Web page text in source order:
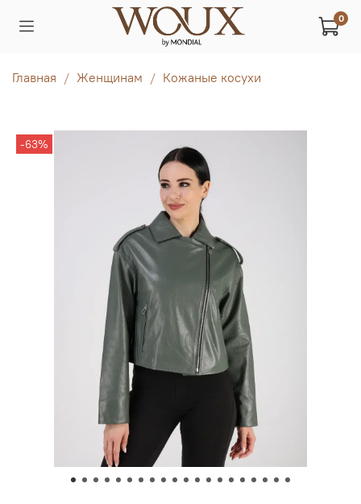
0
Главная Женщинам Кожаные косухи
-63%